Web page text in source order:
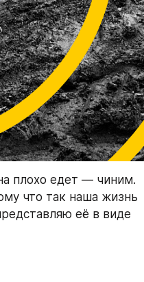
плохо едет — чиним.
что так наша жизнь
её в виде